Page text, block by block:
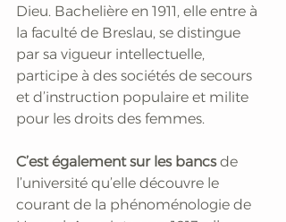
Dieu. Bachelière en 1911, elle entre à
la faculté de Breslau, se distingue
par sa vigueur intellectuelle,
participe à des sociétés de secours
et d’instruction populaire et milite
pour les droits des femmes.
C’est également sur les bancs de
l’université qu’elle découvre le
courant de la phénoménologie de